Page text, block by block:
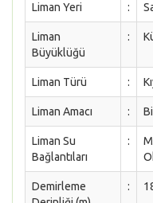
Liman Yeri :
Liman
Büyüklüğü
:
Liman Türü :
Liman Amacı :
Liman Su
Bağlantıları
:
Demirleme
: